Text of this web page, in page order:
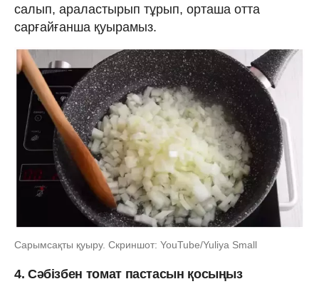
салып, араластырып тұрып, орташа отта
сарғайғанша қуырамыз.
Сарымсақты қуыру. Скриншот: YouTube/Yuliya Small
4. Сәбізбен томат пастасын қосыңыз